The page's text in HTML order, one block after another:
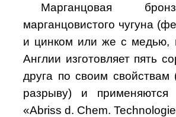
Марганцовая
марганцовистого чугуна
и цинком или же с медью,
Англии изготовляет пять
друга по своим свойствам
разрыву) и
«Abriss d. Chem.